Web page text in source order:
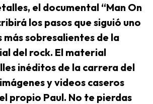
el documental “Man On
los pasos que siguió uno
más sobresalientes de la
del rock. El material
inéditos de la carrera del
y videos caseros
propio Paul. No te pierdas